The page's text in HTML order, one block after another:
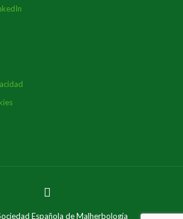
Española de Malherbología